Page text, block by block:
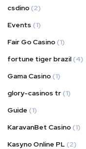
csdino (2)
Events (1)
Fair Go Casino (1)
fortune tiger brazil (4)
Gama Casino (1)
glory-casinos tr (1)
Guide (1)
KaravanBet Casino (1)
Kasyno Online PL (2)